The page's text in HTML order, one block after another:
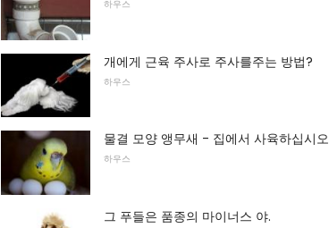
하우스
개에게 근육 주사로 주사를주는 방법?
하우스
물결 모양 앵무새 - 집에서 사육하십시오
하우스
그 푸들은 품종의 마이너스 야.